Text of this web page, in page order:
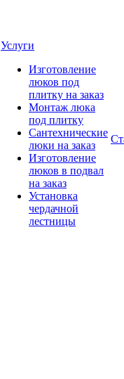
Услуги
Изготовление
люков под
плитку на заказ
Монтаж люка
под плитку
Сантехнические
люки на заказ
Изготовление
люков в подвал
на заказ
Установка
чердачной
лестницы